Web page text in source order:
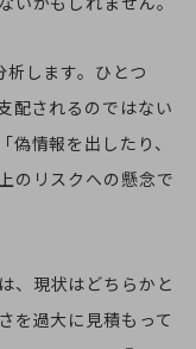
ドコモBiz かけ放題
します。ひとつ
配されるのではない
情報を出したり、
のリスクへの懸念で
、現状はどちらかと
を過大に見積もって